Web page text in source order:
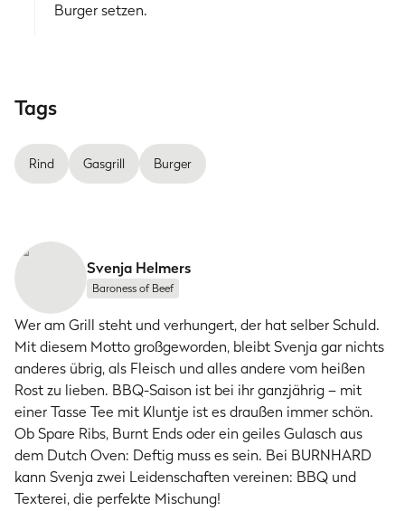
Burger setzen.
Tags
Rind Gasgrill Burger
Svenja Helmers
Baroness of Beef
Wer am Grill steht und verhungert, der hat selber Schuld.
Mit diesem Motto großgeworden, bleibt Svenja gar nichts
anderes übrig, als Fleisch und alles andere vom heißen
Rost zu lieben. BBQ-Saison ist bei ihr ganzjährig – mit
einer Tasse Tee mit Kluntje ist es draußen immer schön.
Ob Spare Ribs, Burnt Ends oder ein geiles Gulasch aus
dem Dutch Oven: Deftig muss es sein. Bei BURNHARD
kann Svenja zwei Leidenschaften vereinen: BBQ und
Texterei, die perfekte Mischung!